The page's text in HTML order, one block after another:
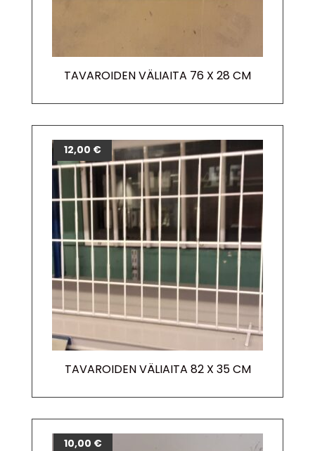
TAVAROIDEN VÄLIAITA 76 X 28 CM
TAVAROIDEN VÄLIAITA 82 X 35 CM
12,00 €
10,00 €